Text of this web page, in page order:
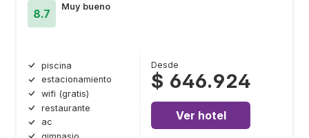
8.7
Muy bueno
piscina
estacionamiento
wifi (gratis)
restaurante
ac
Desde
$ 646.924
Ver hotel